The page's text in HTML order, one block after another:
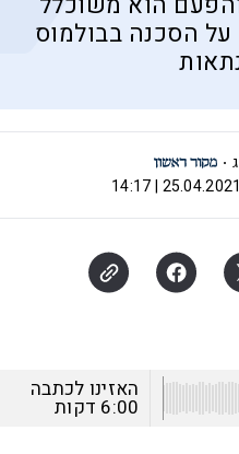
הסכנה בבולמוס
25.04.2021 | 14:17
האזינו לכתבה
6:00 דקות